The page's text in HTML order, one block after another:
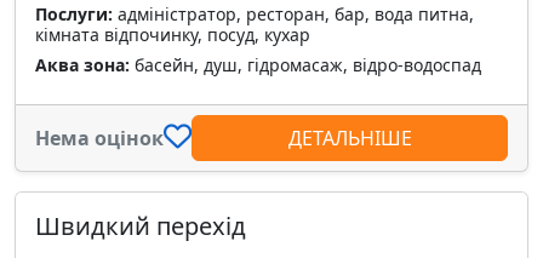
Послуги: адміністратор, ресторан, бар, вода питна,
кімната відпочинку, посуд, кухар
Аква зона: басейн, душ, гідромасаж, відро-водоспад
Нема оцінок ДЕТАЛЬНІШЕ
Швидкий перехід